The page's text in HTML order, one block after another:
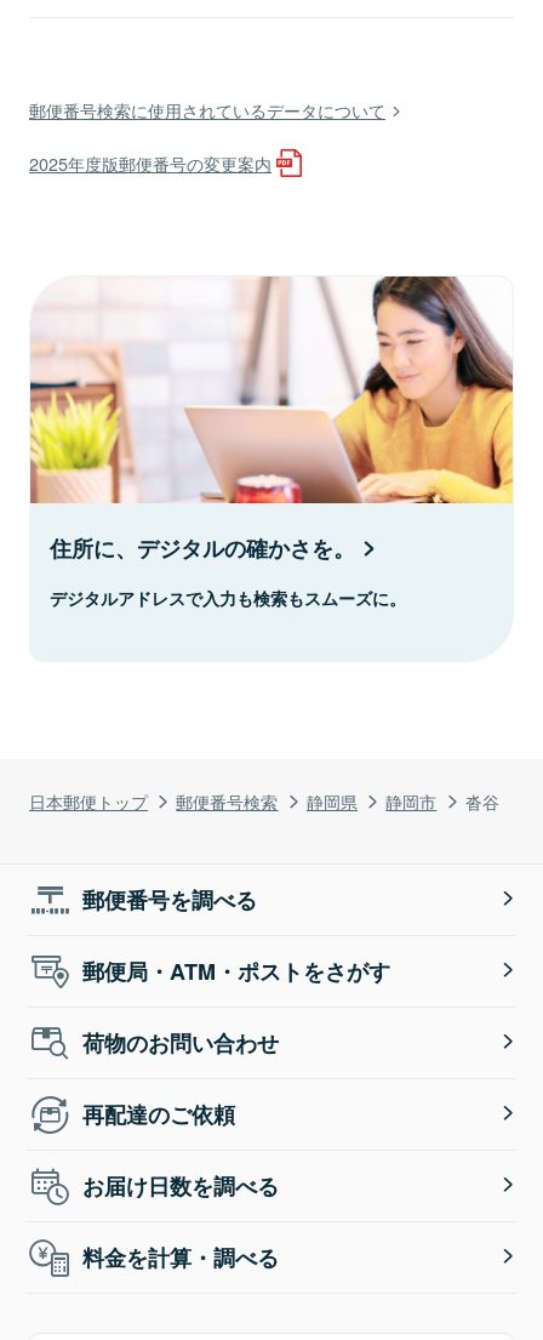
日本郵便トップ 郵便番号検索 静岡県 静岡市 沓谷
郵便番号検索に使用されているデータについて
2025年度版郵便番号の変更案内
住所に、デジタルの確かさを。
デジタルアドレスで入力も検索もスムーズに。
郵便番号を調べる
郵便局・ATM・ポストをさがす
荷物のお問い合わせ
再配達のご依頼
お届け日数を調べる
料金を計算・調べる